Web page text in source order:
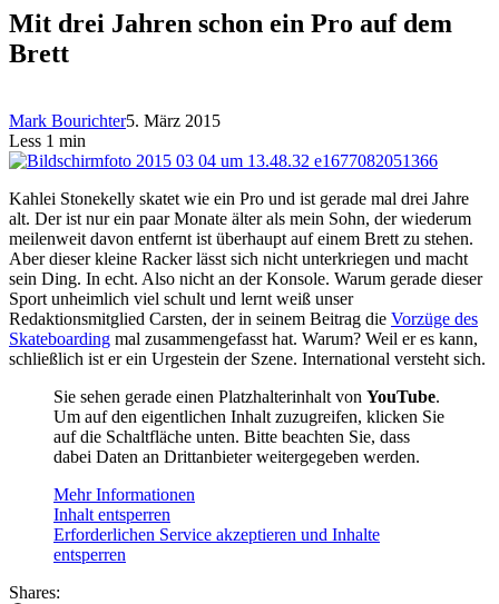
Mit drei Jahren schon ein Pro auf dem
Brett
Mark Bourichter5. März 2015
Less 1 min
Kahlei Stonekelly skatet wie ein Pro und ist gerade mal drei Jahre
alt. Der ist nur ein paar Monate älter als mein Sohn, der wiederum
meilenweit davon entfernt ist überhaupt auf einem Brett zu stehen.
Aber dieser kleine Racker lässt sich nicht unterkriegen und macht
sein Ding. In echt. Also nicht an der Konsole. Warum gerade dieser
Sport unheimlich viel schult und lernt weiß unser
Redaktionsmitglied Carsten, der in seinem Beitrag die Vorzüge des
Skateboarding mal zusammengefasst hat. Warum? Weil er es kann,
schließlich ist er ein Urgestein der Szene. International versteht sich.
Sie sehen gerade einen Platzhalterinhalt von YouTube.
Um auf den eigentlichen Inhalt zuzugreifen, klicken Sie
auf die Schaltfläche unten. Bitte beachten Sie, dass
dabei Daten an Drittanbieter weitergegeben werden.
Mehr Informationen
Inhalt entsperren
Erforderlichen Service akzeptieren und Inhalte
entsperren
Shares: